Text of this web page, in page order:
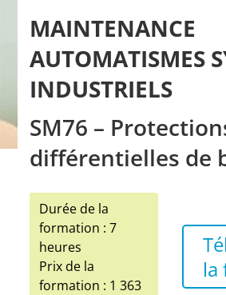
MAINTENANCE
AUTOMATISMES
INDUSTRIELS
SM76 –
différentielles de
Durée de la
formation : 7
heures
Prix de la
formation : 1 363
la